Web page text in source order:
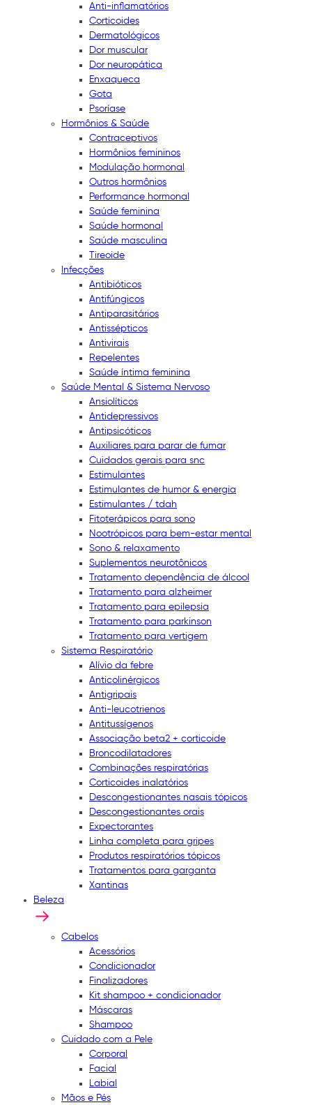
Anti-inflamatórios
Corticoides
Dermatológicos
Dor muscular
Dor neuropática
Enxaqueca
Gota
Psoríase
Hormônios & Saúde
Contraceptivos
Hormônios femininos
Modulação hormonal
Outros hormônios
Performance hormonal
Saúde feminina
Saúde hormonal
Saúde masculina
Tireoide
Infecções
Antibióticos
Antifúngicos
Antiparasitários
Antissépticos
Antivirais
Repelentes
Saúde íntima feminina
Saúde Mental & Sistema Nervoso
Ansiolíticos
Antidepressivos
Antipsicóticos
Auxiliares para parar de fumar
Cuidados gerais para snc
Estimulantes
Estimulantes de humor & energia
Estimulantes / tdah
Fitoterápicos para sono
Nootrópicos para bem-estar mental
Sono & relaxamento
Suplementos neurotônicos
Tratamento dependência de álcool
Tratamento para alzheimer
Tratamento para epilepsia
Tratamento para parkinson
Tratamento para vertigem
Sistema Respiratório
Alívio da febre
Anticolinérgicos
Antigripais
Anti-leucotrienos
Antitussígenos
Associação beta2 + corticoide
Broncodilatadores
Combinações respiratórias
Corticoides inalatórios
Descongestionantes nasais tópicos
Descongestionantes orais
Expectorantes
Linha completa para gripes
Produtos respiratórios tópicos
Tratamentos para garganta
Xantinas
Beleza
Cabelos
Acessórios
Condicionador
Finalizadores
Kit shampoo + condicionador
Máscaras
Shampoo
Cuidado com a Pele
Corporal
Facial
Labial
Mãos e Pés